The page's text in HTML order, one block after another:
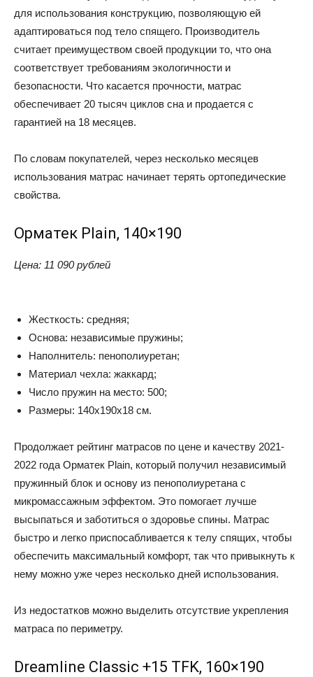
для использования конструкцию, позволяющую ей
адаптироваться под тело спящего. Производитель
считает преимуществом своей продукции то, что она
соответствует требованиям экологичности и
безопасности. Что касается прочности, матрас
обеспечивает 20 тысяч циклов сна и продается с
гарантией на 18 месяцев.
По словам покупателей, через несколько месяцев
использования матрас начинает терять ортопедические
свойства.
Орматек Plain, 140×190
Цена: 11 090 рублей
Жесткость: средняя;
Основа: независимые пружины;
Наполнитель: пенополиуретан;
Материал чехла: жаккард;
Число пружин на место: 500;
Размеры: 140x190x18 см.
Продолжает рейтинг матрасов по цене и качеству 2021-
2022 года Орматек Plain, который получил независимый
пружинный блок и основу из пенополиуретана с
микромассажным эффектом. Это помогает лучше
высыпаться и заботиться о здоровье спины. Матрас
быстро и легко приспосабливается к телу спящих, чтобы
обеспечить максимальный комфорт, так что привыкнуть к
нему можно уже через несколько дней использования.
Из недостатков можно выделить отсутствие укрепления
матраса по периметру.
Dreamline Classic +15 TFK, 160×190